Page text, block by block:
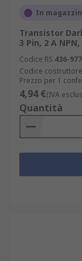
In
Transistor
3 Pin, 2 A
Codice RS 436-
Codice costruttore
Prezzo per 1
4,94 €(IVA
Quantità